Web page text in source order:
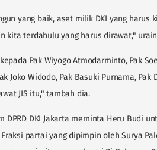
yang baik, aset milik DKI yang harus
kita terdahulu yang harus dirawat,"
Pak Wiyogo Atmodarminto, Pak
Joko Widodo, Pak Basuki Purnama,
JIS itu," tambah dia.
DPRD DKI Jakarta meminta Heru Budi
partai yang dipimpin oleh Surya